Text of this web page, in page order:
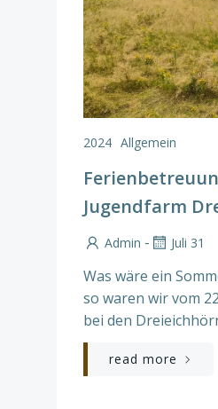
2024 Allgemein
Jugendfarm
Admin - Juli 31
Was wäre ein
so waren wir vom
bei den
read more